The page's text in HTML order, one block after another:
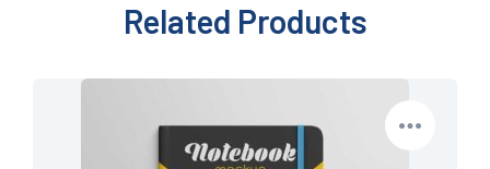
Related Products